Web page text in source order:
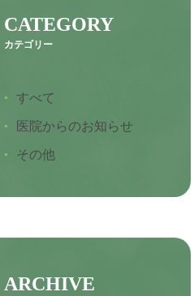
CATEGORY
カテゴリー
すべて
医院からのお知らせ
その他
ARCHIVE